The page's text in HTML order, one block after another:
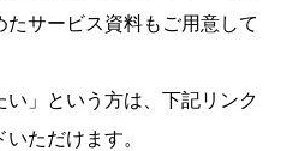
サービス資料もご用意して
い」という方は、下記リンク
ただけます。